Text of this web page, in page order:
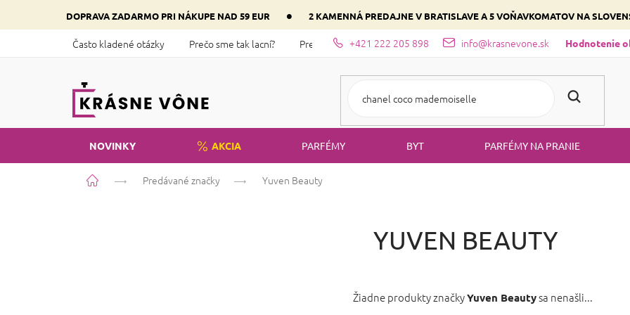
obsah
DOPRAVA ZADARMO PRI NÁKUPE NAD 59 EUR • 2 KAMENNÁ PREDAJNE V BRATISLAVE A 5 VOŇAVKOMATOV NA
+421 222 205 898 info@krasnevone.sk Hodnotenie
Často kladené otázky Prečo sme tak lacní? Predajne Zloženie parfémov a druhy vôní Vyberte si podľa
NOVINKY AKCIA PARFÉMY BYT PARFÉMY NA PRANIE
Domov Predávané značky Yuven Beauty
YUVEN BEAUTY
Žiadne produkty značkyYuven Beautysa nenašli...